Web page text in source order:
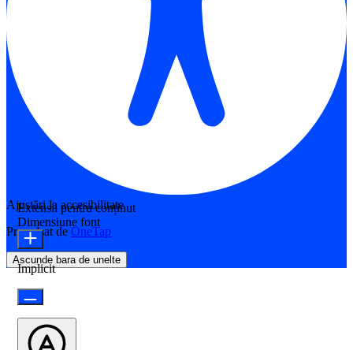
Ajustări la accesibilitate
Propulsat de OneTap
Ascunde bara de unelte
Extensii pentru conținut
Dimensiune font
Implicit